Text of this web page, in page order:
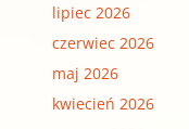
lipiec 2026
czerwiec 2026
maj 2026
kwiecień 2026